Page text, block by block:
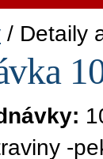
Detaily
-